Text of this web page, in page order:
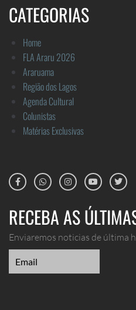
CATEGORIAS
Home
FLA Araru 2026
Araruama
Região dos Lagos
Agenda Cultural
Colunistas
Matérias Exclusivas
RECEBA AS
Enviaremos noticias de última